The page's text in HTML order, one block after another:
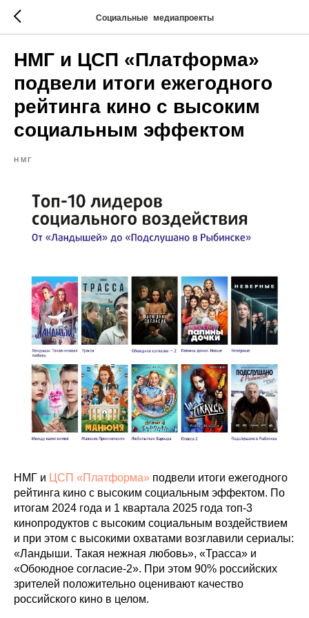
Социальные медиапроекты
НМГ и ЦСП «Платформа»
подвели итоги ежегодного
рейтинга кино с высоким
социальным эффектом
НМГ
НМГ и ЦСП «Платформа» подвели итоги ежегодного
рейтинга кино с высоким социальным эффектом. По
итогам 2024 года и 1 квартала 2025 года топ-3
кинопродуктов с высоким социальным воздействием
и при этом с высокими охватами возглавили сериалы:
«Ландыши. Такая нежная любовь», «Трасса» и
«Обоюдное согласие-2». При этом 90% российских
зрителей положительно оценивают качество
российского кино в целом.